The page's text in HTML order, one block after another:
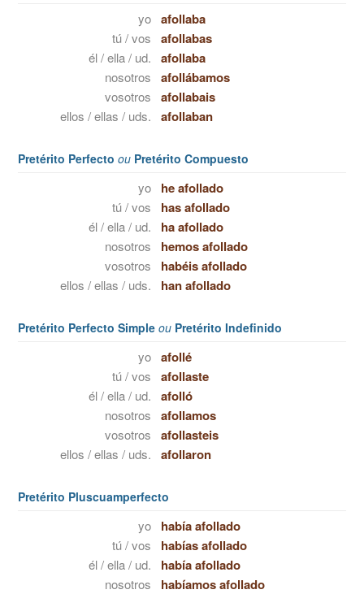
yo afollaba
tú / vos afollabas
él / ella / ud. afollaba
nosotros afollábamos
vosotros afollabais
ellos / ellas / uds. afollaban
Pretérito Perfecto ou Pretérito Compuesto
yo he afollado
tú / vos has afollado
él / ella / ud. ha afollado
nosotros hemos afollado
vosotros habéis afollado
ellos / ellas / uds. han afollado
Pretérito Perfecto Simple ou Pretérito Indefinido
yo afollé
tú / vos afollaste
él / ella / ud. afolló
nosotros afollamos
vosotros afollasteis
ellos / ellas / uds. afollaron
Pretérito Pluscuamperfecto
yo había afollado
tú / vos habías afollado
él / ella / ud. había afollado
nosotros habíamos afollado